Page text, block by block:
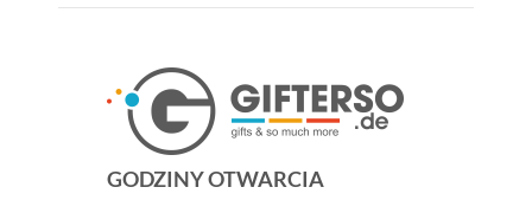
GODZINY OTWARCIA